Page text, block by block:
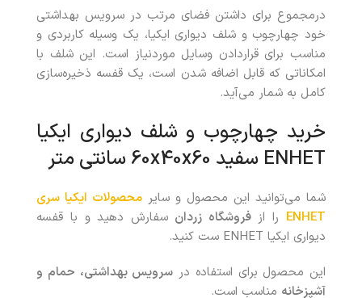
درمجموع برای داشتن فضای مرتب در سرویس بهداشتی
خود چهارچوب و شلف دیواری ایکیا، یک وسیله کاربردی و
مناسب برای قراردادن وسایل موردنیاز است. این شلف با
امکاناتی که قابل اضافه‌ شدن است، یک قفسه ذخیره‌سازی
کامل به شمار می‌آید.
خرید چهارچوب و شلف دیواری ایکیا
ENHET سفید 60x40x60 سانتی متر
شما می‌توانید این محصول و سایر محصولات ایکیا سری
ENHET را ازفروشگاه زردان سفارش دهید و با قفسه
دیواری ایکیا ENHET ست کنید.
این محصول برای استفاده در سرویس بهداشتی، حمام و
آشپزخانه مناسب است.